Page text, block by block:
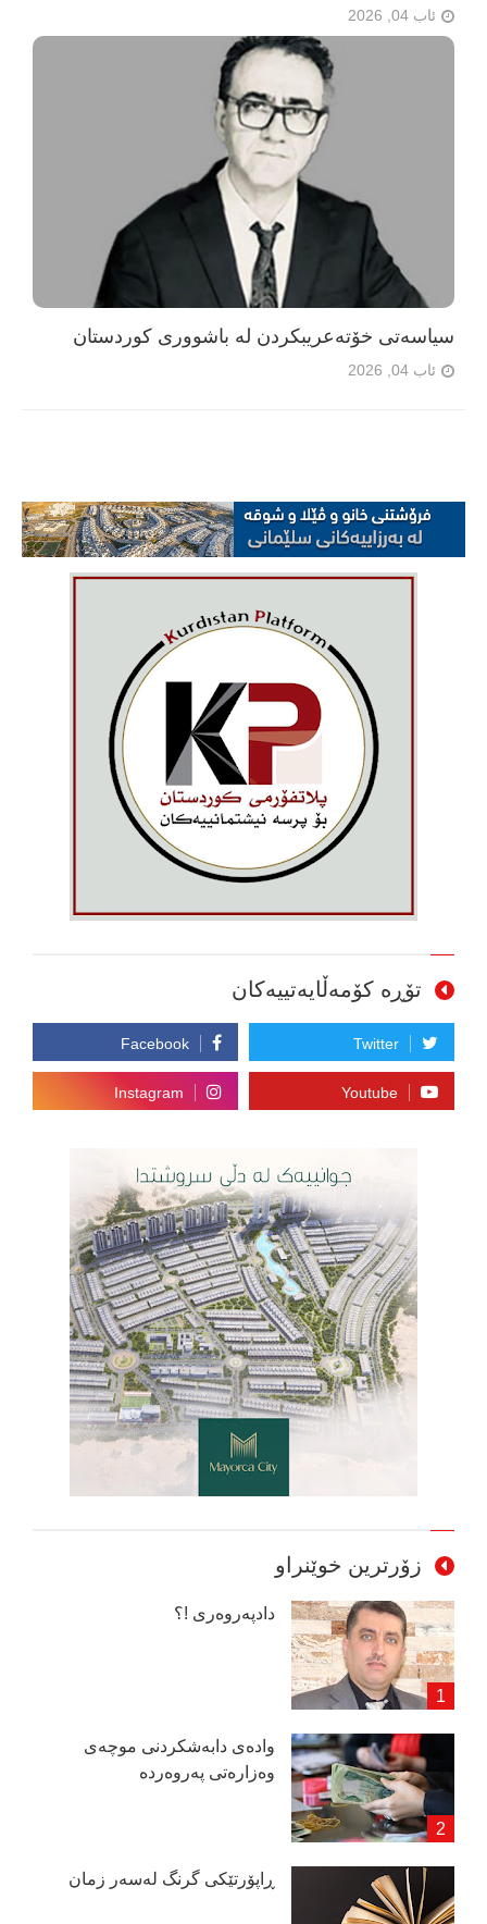
ئاب 04, 2026
سیاسەتی خۆتەعریبکردن لە باشووری کوردستان
ئاب 04, 2026
تۆڕە کۆمەڵایەتییەکان
زۆرترین خوێنراو
دادپەروەری !؟
وادەی دابەشكردنی موچەی
وەزارەتی پەروەردە
ڕاپۆرتێكی گرنگ لەسەر زمان